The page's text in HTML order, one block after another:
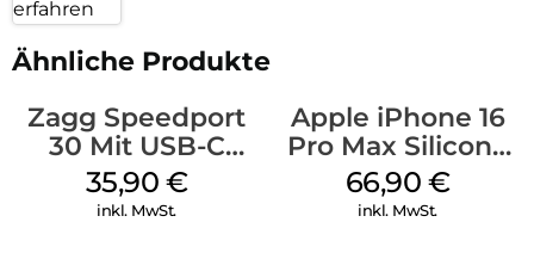
erfahren
Ähnliche Produkte
Zagg Speedport
30 Mit USB-C
Kabel Weiß
35,90 €
inkl. MwSt.
Apple iPhone 16
Pro Max Silicone
Case MagSafe
Black
66,90 €
inkl. MwSt.